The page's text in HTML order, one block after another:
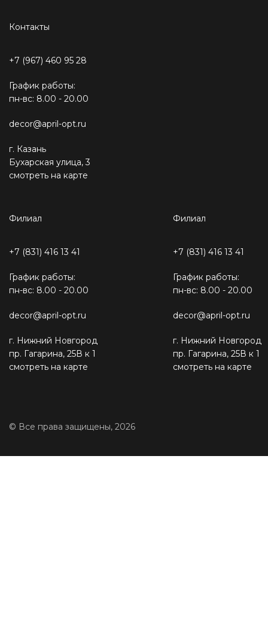
Контакты
+7 (967) 460 95 28
График работы:
пн-вс: 8.00 - 20.00
decor@april-opt.ru
г. Казань
Бухарская улица, 3
смотреть на карте
Филиал
+7 (831) 416 13 41
График работы:
пн-вс: 8.00 - 20.00
decor@april-opt.ru
г. Нижний Новгород
пр. Гагарина, 25В к 1
смотреть на карте
Филиал
+7 (831) 416 13 41
График работы:
пн-вс: 8.00 - 20.00
decor@april-opt.ru
г. Нижний Новгород
пр. Гагарина, 25В к 1
смотреть на карте
© Все права защищены, 2026